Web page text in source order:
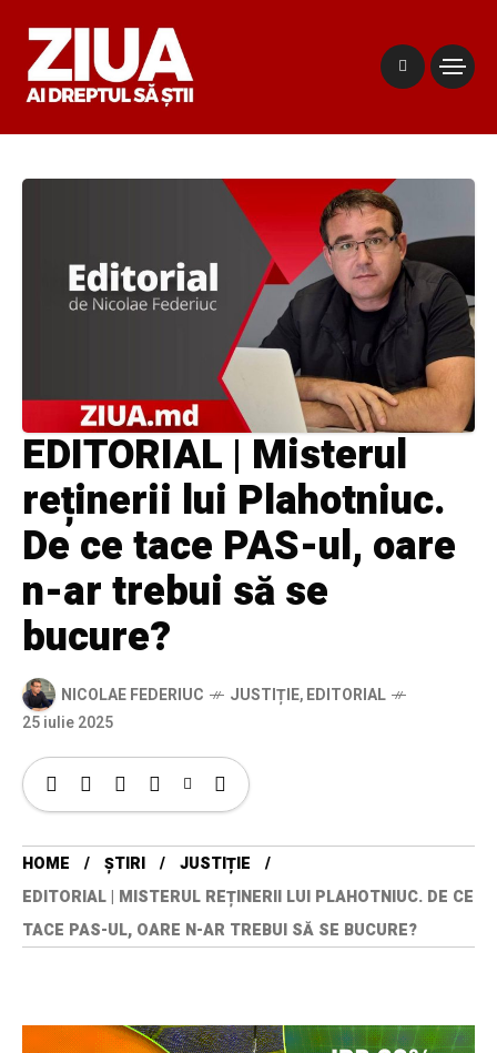
EDITORIAL | Misterul
reținerii lui Plahotniuc.
De ce tace PAS-ul, oare
n-ar trebui să se
bucure?
NICOLAE FEDERIUC JUSTIȚIE,EDITORIAL
25 iulie 2025
HOME ȘTIRI
JUSTIȚIE
EDITORIAL | MISTERUL REȚINERII LUI PLAHOTNIUC. DE CE
TACE PAS-UL, OARE N-AR TREBUI SĂ SE BUCURE?